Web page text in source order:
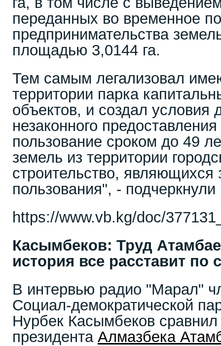
переданных во временное
предпринимательства
площадью 3,0144 га.
Тем самым легализовал
территории парка
объектов, и создал условия
незаконного
пользование сроком до 49
земель из территории
строительство,
пользования", - подчеркнули
https://www.vb.kg/doc/
Касымбеков: Труд
история все расставит по
В интервью радио "Марал"
Социал-демократической
Нурбек Касымбеков сравнил
президента Алмазбека